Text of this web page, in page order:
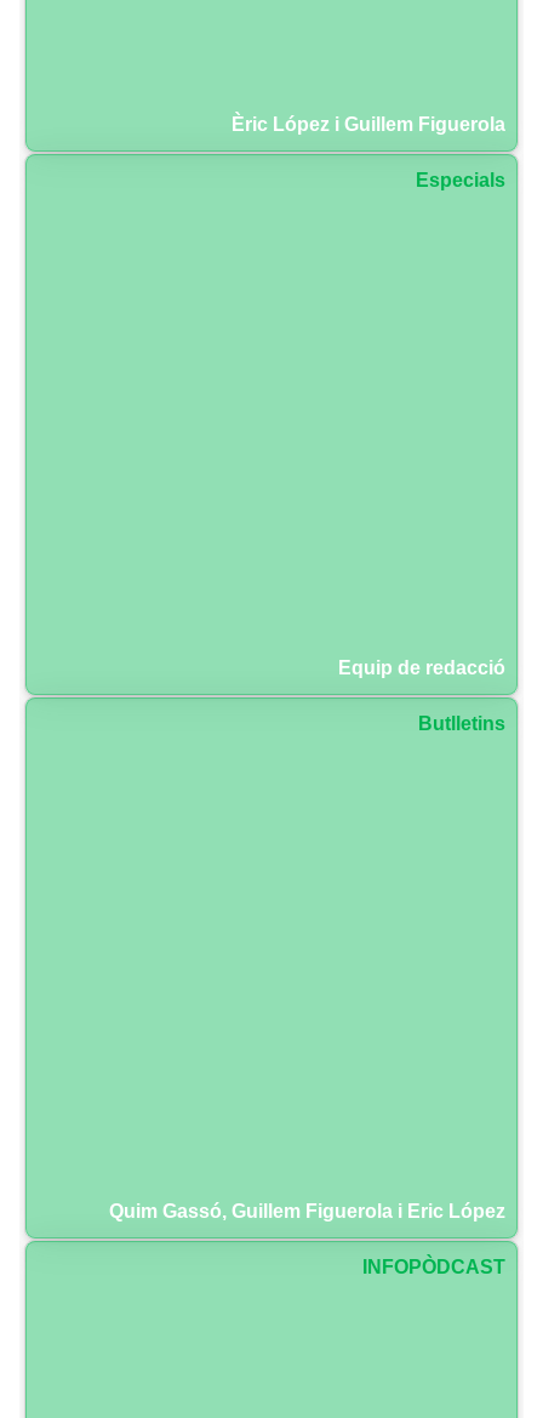
Èric López i Guillem Figuerola
Especials
Equip de redacció
Butlletins
Quim Gassó, Guillem Figuerola i Eric López
INFOPÒDCAST